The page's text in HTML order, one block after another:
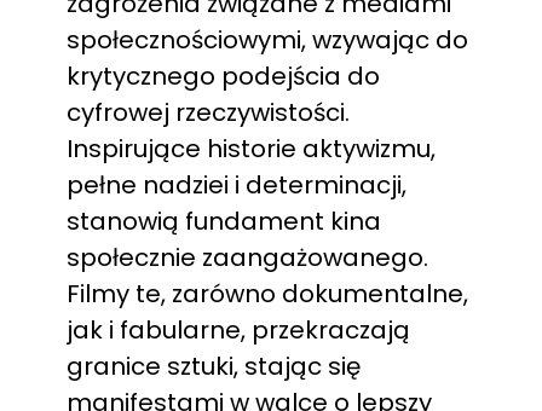
społecznościowymi, wzywając do
krytycznego podejścia do
cyfrowej rzeczywistości.
Inspirujące historie aktywizmu,
pełne nadziei i determinacji,
stanowią fundament kina
społecznie zaangażowanego.
Filmy te, zarówno dokumentalne,
jak i fabularne, przekraczają
granice sztuki, stając się
manifestami w walce o lepszy